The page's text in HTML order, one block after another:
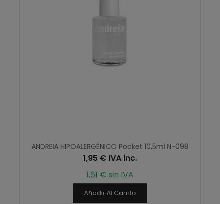
ANDREIA HIPOALERGÉNICO Pocket 10,5ml N-098
1,95 € IVA inc.
1,61 € sin IVA
Añadir Al Carrito